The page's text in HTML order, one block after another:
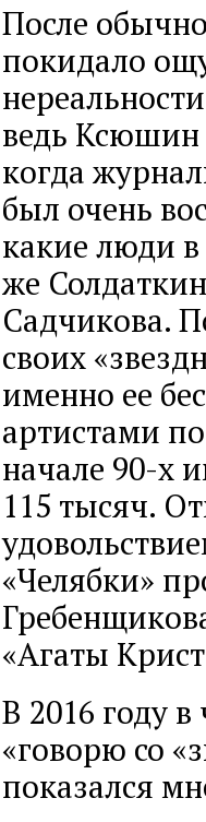
После
покидало
ведь Ксюшин
когда
был очень
какие люди
же
Садчикова.
своих
именно ее
артистами
начале 90-х
115 тысяч.
«Челябки»
«Агаты
В 2016 году
«говорю со
показался